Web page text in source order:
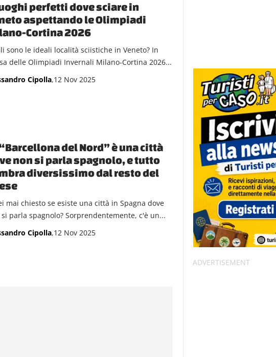
perfetti dove sciare in
aspettando le Olimpiadi
Cortina 2026
sono le ideali località sciistiche in Veneto? In
delle Olimpiadi Invernali Milano-Cortina 2026...
Cipolla,12 Nov 2025
del Nord” è una città
non si parla spagnolo, e tutto
diversissimo dal resto del
mai chiesto se esiste una città in Spagna dove
parla spagnolo? Sorprendentemente, c'è un...
Cipolla,12 Nov 2025